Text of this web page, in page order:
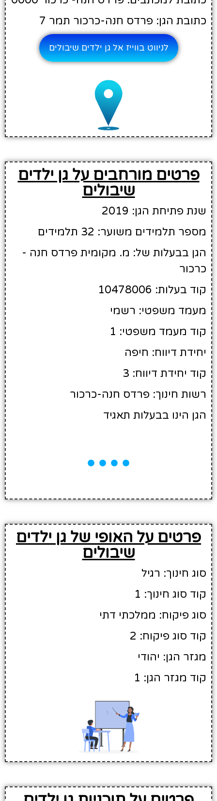
כתובת הגן: פרדס חנה-כרכור תמר 7
לניווט בווייז אל גן ילדים שיבולים
פרטים מורחבים על גן ילדים
שיבולים
שנת פתיחת הגן: 2019
מספר תלמידים משוער: 32 תלמידים
הגן בבעלות של: מ. מקומית פרדס חנה -
כרכור
קוד בעלות: 10478006
מעמד משפטי: רשמי
קוד מעמד משפטי: 1
יחידת דיווח: חיפה
קוד יחידת דיווח: 3
רשות חינוך: פרדס חנה-כרכור
הגן הינו בבעלות תאגיד
פרטים על האופי של גן ילדים
שיבולים
סוג חינוך: רגיל
קוד סוג חינוך: 1
סוג פיקוח: ממלכתי דתי
קוד סוג פיקוח: 2
מגזר הגן: יהודי
קוד מגזר הגן: 1